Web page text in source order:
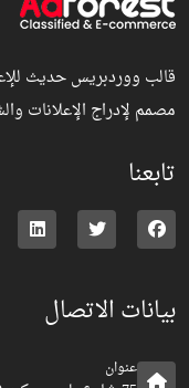
قالب ووردبريس حديث
مصمم لإدراج الإعلانات
تابعنا
بيانات الاتصال
عنوان